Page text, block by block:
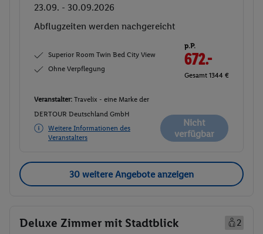
23.09. - 30.09.2026
Abflugzeiten werden nachgereicht
Superior Room Twin Bed City View
Ohne Verpflegung
p.P.
672.-
Gesamt 1344 €
Veranstalter: Travelix - eine Marke der
DERTOUR Deutschland GmbH
Weitere Informationen des
Veranstalters
Nicht
verfügbar
30 weitere Angebote anzeigen
Deluxe Zimmer mit Stadtblick
2